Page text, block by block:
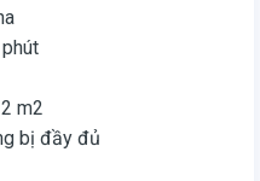
m2
bị đầy đủ